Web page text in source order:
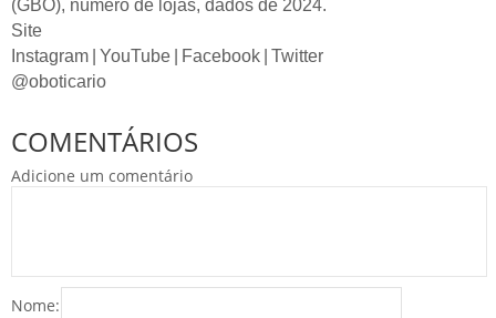
(GBO), número de lojas, dados de 2024.
Site
Instagram | YouTube | Facebook | Twitter
@oboticario
COMENTÁRIOS
Adicione um comentário
Nome: